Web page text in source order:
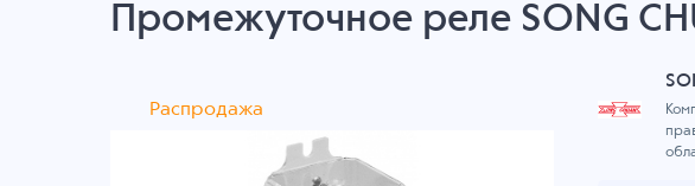
Промежуточное реле SONG
Распродажа